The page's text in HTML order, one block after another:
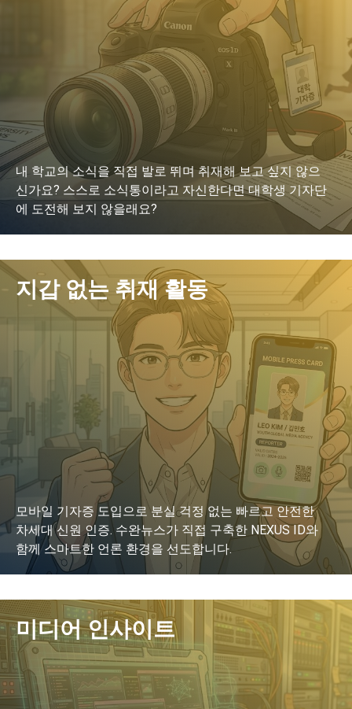
내 학교의 소식을 직접 발로 뛰며 취재해 보고 싶지 않으
신가요? 스스로 소식통이라고 자신한다면 대학생 기자단
에 도전해 보지 않을래요?
LEARN MORE
지갑 없는 취재 활동
모바일 기자증 도입으로 분실 걱정 없는 빠르고 안전한
차세대 신원 인증. 수완뉴스가 직접 구축한 NEXUS ID와
함께 스마트한 언론 환경을 선도합니다.
LEARN MORE
미디어 인사이트